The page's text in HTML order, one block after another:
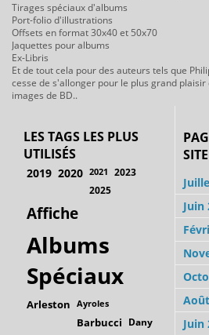
Tirages spéciaux d'albums
Port-folio d'illustrations
Offsets en format 30x40 et 50x70
Jaquettes pour albums
Ex-Libris
Et de tout cela pour des auteurs tels que
cesse de s'allonger pour le plus grand
images de BD..
LES TAGS LES PLUS
UTILISÉS
2019 2020 2021 2023
2025
Affiche
Albums
Spéciaux
Arleston Ayroles
Barbucci Dany
Juin
Juin